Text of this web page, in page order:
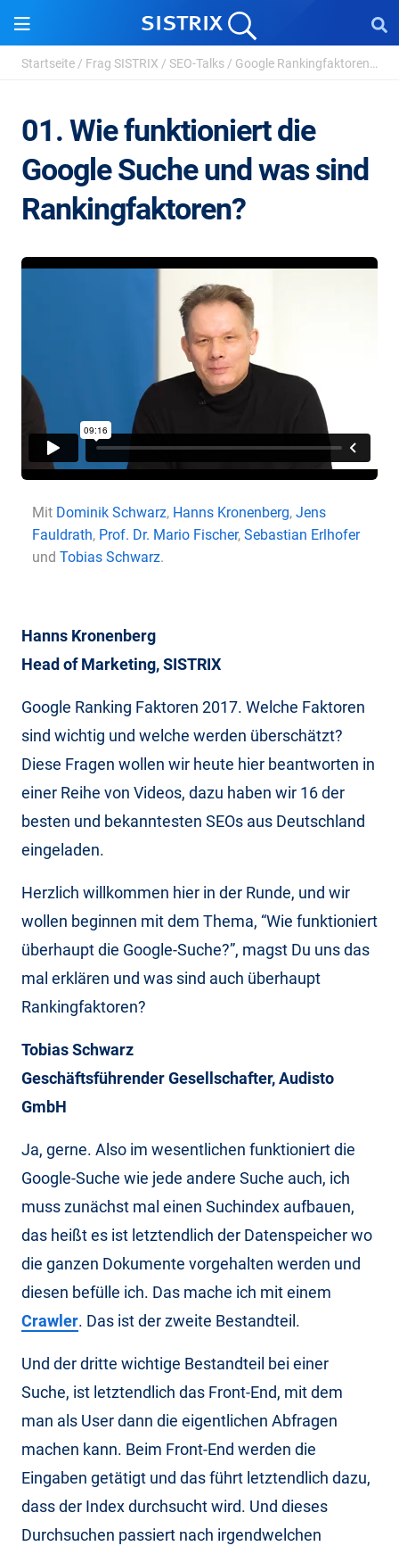
Startseite / Frag SISTRIX / SEO-Talks / Google Rankingfaktoren 2026
01. Wie funktioniert die
Google Suche und was sind
Rankingfaktoren?
Mit Dominik Schwarz, Hanns Kronenberg, Jens
Fauldrath, Prof. Dr. Mario Fischer, Sebastian Erlhofer
und Tobias Schwarz.
Hanns Kronenberg
Head of Marketing, SISTRIX
Google Ranking Faktoren 2017. Welche Faktoren
sind wichtig und welche werden überschätzt?
Diese Fragen wollen wir heute hier beantworten in
einer Reihe von Videos, dazu haben wir 16 der
besten und bekanntesten SEOs aus Deutschland
eingeladen.
Herzlich willkommen hier in der Runde, und wir
wollen beginnen mit dem Thema, “Wie funktioniert
überhaupt die Google-Suche?”, magst Du uns das
mal erklären und was sind auch überhaupt
Rankingfaktoren?
Tobias Schwarz
Geschäftsführender Gesellschafter, Audisto
GmbH
Ja, gerne. Also im wesentlichen funktioniert die
Google-Suche wie jede andere Suche auch, ich
muss zunächst mal einen Suchindex aufbauen,
das heißt es ist letztendlich der Datenspeicher wo
die ganzen Dokumente vorgehalten werden und
diesen befülle ich. Das mache ich mit einem
Crawler. Das ist der zweite Bestandteil.
Und der dritte wichtige Bestandteil bei einer
Suche, ist letztendlich das Front-End, mit dem
man als User dann die eigentlichen Abfragen
machen kann. Beim Front-End werden die
Eingaben getätigt und das führt letztendlich dazu,
dass der Index durchsucht wird. Und dieses
Durchsuchen passiert nach irgendwelchen